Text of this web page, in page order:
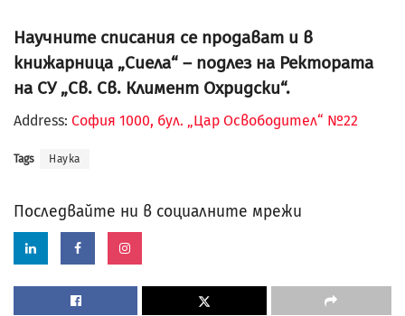
Научните списания се продават и в
книжарница „Сиела“ – подлез на Ректората
на СУ „Св. Св. Климент Охридски“.
Address: София 1000, бул. „Цар Освободител“ №22
Tags Наука
Последвайте ни в социалните мрежи